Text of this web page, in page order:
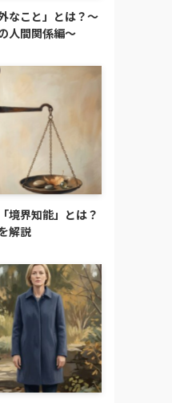
なこと」とは？～
人間関係編～
境界知能」とは？
解説